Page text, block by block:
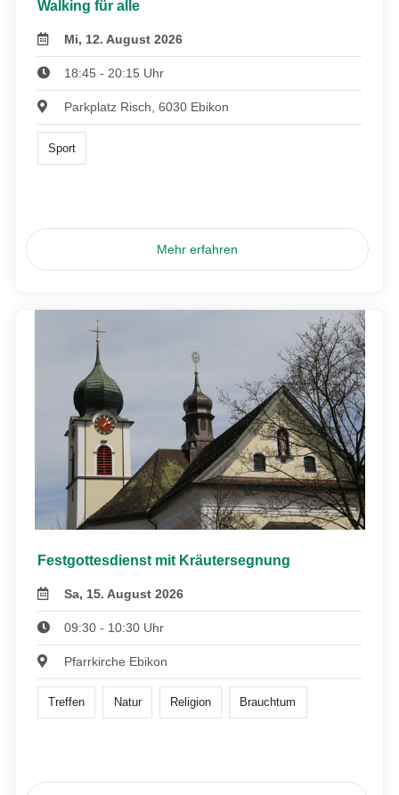
Walking für alle
Mi, 12. August 2026
18:45 - 20:15 Uhr
Parkplatz Risch, 6030 Ebikon
Sport
Mehr erfahren
Festgottesdienst mit Kräutersegnung
Sa, 15. August 2026
09:30 - 10:30 Uhr
Pfarrkirche Ebikon
Treffen Natur Religion Brauchtum